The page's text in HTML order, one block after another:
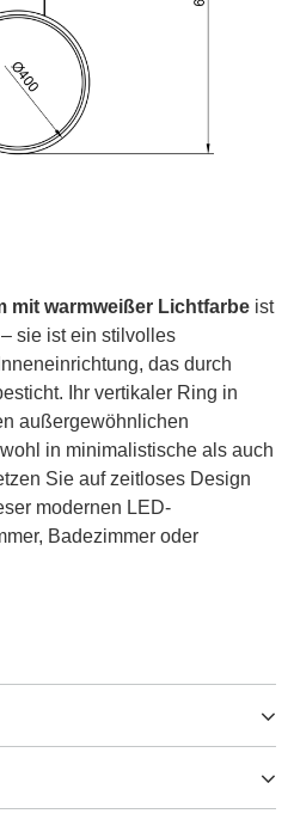
mit warmweißer Lichtfarbe ist
sie ist ein stilvolles
das durch
Ihr vertikaler Ring in
außergewöhnlichen
in minimalistische als auch
Sie auf zeitloses Design
modernen LED-
Badezimmer oder